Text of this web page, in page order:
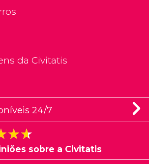
da Civitatis
24/7
sobre a Civitatis